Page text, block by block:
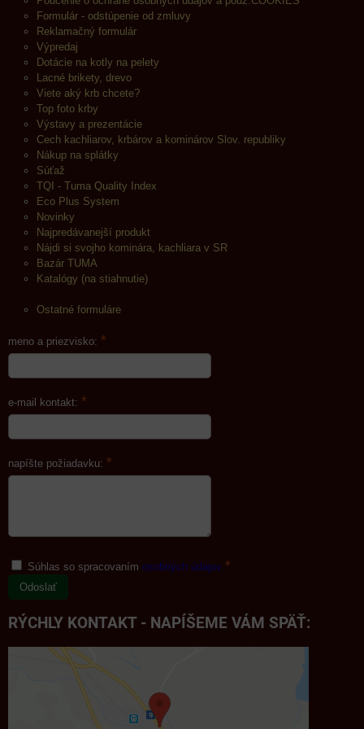
Formulár - odstúpenie od zmluvy
Reklamačný formulár
Výpredaj
Dotácie na kotly na pelety
Lacné brikety, drevo
Viete aký krb chcete?
Top foto krby
Výstavy a prezentácie
Cech kachliarov, krbárov a kominárov Slov. republiky
Nákup na splátky
Súťaž
TQI - Tuma Quality Index
Eco Plus System
Novinky
Najpredávanejší produkt
Nájdi si svojho kominára, kachliara v SR
Bazár TUMA
Katalógy (na stiahnutie)
Ostatné formuláre
meno a priezvisko: *
e-mail kontakt: *
napíšte požiadavku: *
Súhlas so spracovaním osobných údajov *
Odoslať
RÝCHLY KONTAKT - NAPÍŠEME VÁM SPÄŤ: